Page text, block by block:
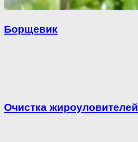
Борщевик
Очистка жироуловителей